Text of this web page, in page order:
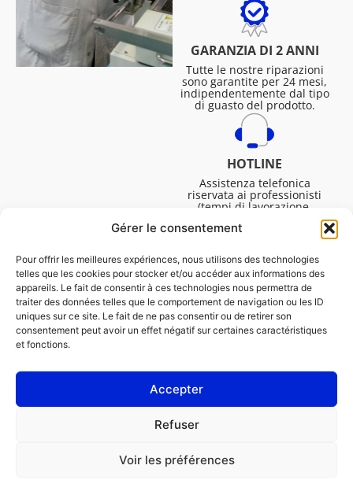
Gérer le consentement
Pour offrir les meilleures expériences, nous utilisons des technologies
telles que les cookies pour stocker et/ou accéder aux informations des
appareils. Le fait de consentir à ces technologies nous permettra de
traiter des données telles que le comportement de navigation ou les ID
uniques sur ce site. Le fait de ne pas consentir ou de retirer son
consentement peut avoir un effet négatif sur certaines caractéristiques
et fonctions.
Accepter
Refuser
Voir les préférences
GARANZIA DI 2 ANNI
Tutte le nostre riparazioni
sono garantite per 24 mesi,
indipendentemente dal tipo
di guasto del prodotto.
HOTLINE
Assistenza telefonica
riservata ai professionisti
(tempi di lavorazione,
Dal lunedì al venerdì dalle